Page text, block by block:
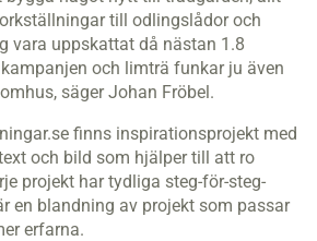
till odlingslådor och
vara uppskattat då nästan 1.8
och limträ funkar ju även
säger Johan Fröbel.
finns inspirationsprojekt med
och bild som hjälper till att ro
projekt har tydliga steg-för-steg-
en blandning av projekt som passar
erfarna.